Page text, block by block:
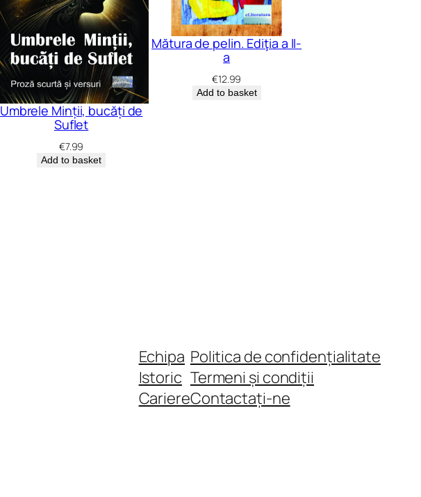
Umbrele Minții, bucăți de
Suflet
€7.99
Add to basket
Mătura de pelin. Ediţia a II-
a
€12.99
Add to basket
Echipa
Istoric
Cariere
Politica de confidențialitate
Termeni și condiții
Contactați-ne